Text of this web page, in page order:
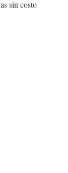
sin costo